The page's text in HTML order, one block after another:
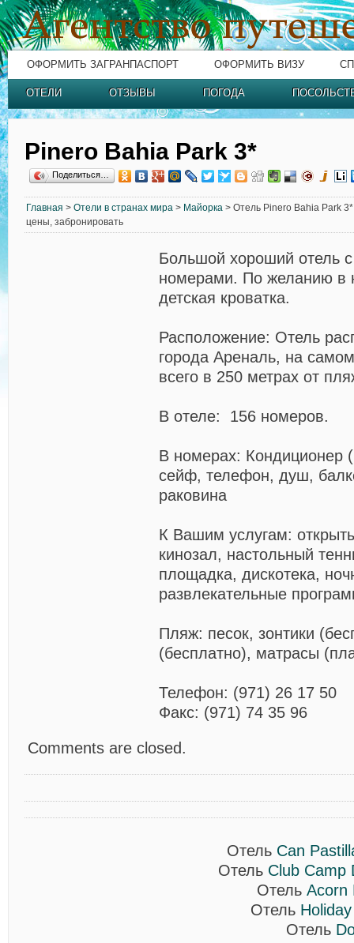
ОФОРМИТЬ ЗАГРАНПАСПОРТ ОФОРМИТЬ ВИЗУ
ОТЕЛИ ОТЗЫВЫ ПОГОДА
Pinero Bahia Park 3*
Поделиться…
Главная > Отели в странах мира > Майорка > Отель Pinero Bahia Park
цены, забронировать
Большой хороший отель
номерами. По желанию в
детская кроватка.
Расположение: Отель
города Ареналь, на
всего в 250 метрах от
В отеле: 156 номеров.
В номерах: Кондиционер
сейф, телефон, душ,
раковина
К Вашим услугам:
кинозал, настольный
площадка, дискотека,
развлекательные
Пляж: песок, зонтики
(бесплатно), матрасы
Телефон: (971) 26 17 50
Факс: (971) 74 35 96
Comments are closed.
Отель Can
Отель Club Camp
Отель Acorn
Отель
Отель